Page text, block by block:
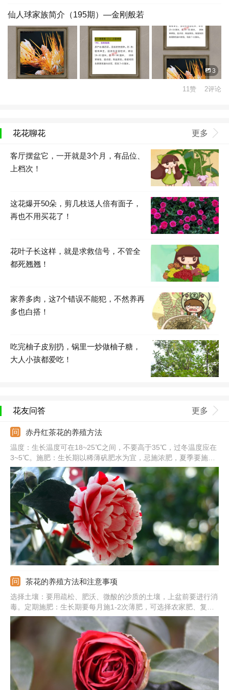
仙人球家族简介（195期）—金刚般若
3
11赞 2评论
花花聊花 更多
客厅摆盆它，一开就是3个月，有品位、
上档次！
这花爆开50朵，剪几枝送人倍有面子，
再也不用买花了！
花叶子长这样，就是求救信号，不管全
都死翘翘！
家养多肉，这7个错误不能犯，不然养再
多也白搭！
吃完柚子皮别扔，锅里一炒做柚子糖，
大人小孩都爱吃！
花友问答 更多
赤丹红茶花的养殖方法
温度：生长温度可在18~25℃之间，不要高于35℃，过冬温度应在
3~5℃。施肥：生长期以稀薄矾肥水为宜，忌施浓肥，夏季要施加
磷钾肥。浇水：要浇透水，土壤应维持湿润状，夏季勤浇水，并多
给植株喷水。修剪：剪掉病弱枝、密枝、干枯枝等，并养殖1-2年
更换一次盆土。
茶花的养殖方法和注意事项
选择土壤：要用疏松、肥沃、微酸的沙质的土壤，上盆前要进行消
毒。定期施肥：生长期要每月施1-2次薄肥，可选择农家肥、复合
肥、腐熟的饼肥。光照充足：把它放到向阳的位置，充分的见光，
不要在阴处养。注意事项：温度要在18-25℃之间，夏季温度尽量
不要超过30℃。